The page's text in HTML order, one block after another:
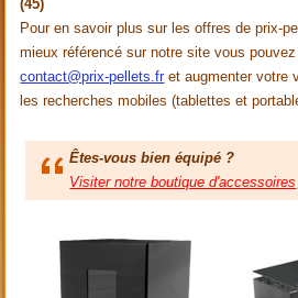
(45)
Pour en savoir plus sur les offres de prix-
mieux référencé sur notre site vous
contact@prix-pellets.fr et augmenter votre
les recherches mobiles (tablettes et
Êtes-vous bien équipé ?